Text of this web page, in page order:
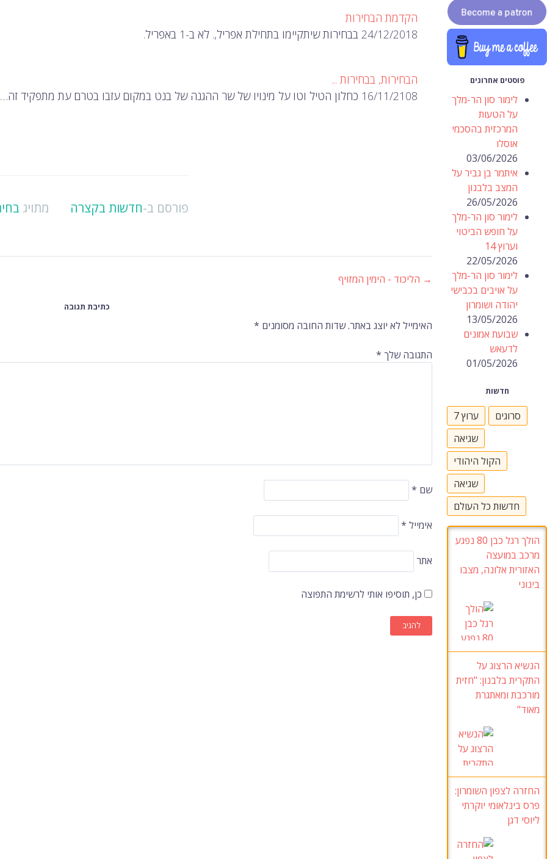
הקדמת הבחירות
24/12/2018 בבחירות שיתקיימו בתחילת אפריל,. לא ב-1 באפריל.
הבחירות, בבחירות ...
16/11/2108 כחלון הטיל וטו על מינויו של שר ההגנה של בנט במקום עזבו בטרם עת מתפקיד זה…
פורסם ב-חדשות בקצרה מתויג
ניווט
ברשומות
→ הליכוד - הימין המזויף
כתיבת תגובה
האימייל לא יוצג באתר.שדות החובה מסומנים *
התגובה שלך *
שם *
אימייל *
אתר
כן, תוסיפו אותי לרשימת התפוצה
פוסטים אחרונים
לימור סון הר-מלך
על הטעות
המרכזית בהסכמי
אוסלו
03/06/2026
איתמר בן גביר על
המצב בלבנון
26/05/2026
לימור סון הר-מלך
על חופש הביטוי
וערוץ 14
22/05/2026
לימור סון הר-מלך
על אויבים בכבישי
יהודה ושומרון
13/05/2026
שבועת אמונים
לדעאש
01/05/2026
חדשות
ערוץ 7
סרוגים
שגיאה
הקול היהודי
שגיאה
חדשות כל העולם
הולך רגל כבן 80 נפגע
מרכב במועצה
האזורית אלונה, מצבו
בינוני
הנשיא הרצוג על
התקרית בלבנון: "חזית
מורכבת ומאתגרת
מאוד"
החזרה לצפון השומרון:
פרס בינלאומי יוקרתי
ליוסי דגן